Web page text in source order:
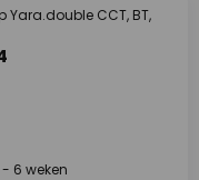
Yara.double CCT, BT,
- 6 weken